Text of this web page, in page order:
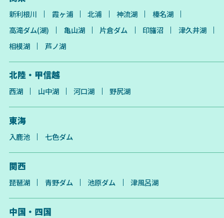
新利根川 霞ヶ浦 北浦 神流湖
榛名湖
高滝ダム(湖)
亀山湖 片倉ダム 印旛沼
津久井湖
相模湖
芦ノ湖
北陸・甲信越
西湖 山中湖 河口湖 野尻湖
東海
入鹿池 七色ダム
関西
琵琶湖 青野ダム 池原ダム 津風呂湖
中国・四国